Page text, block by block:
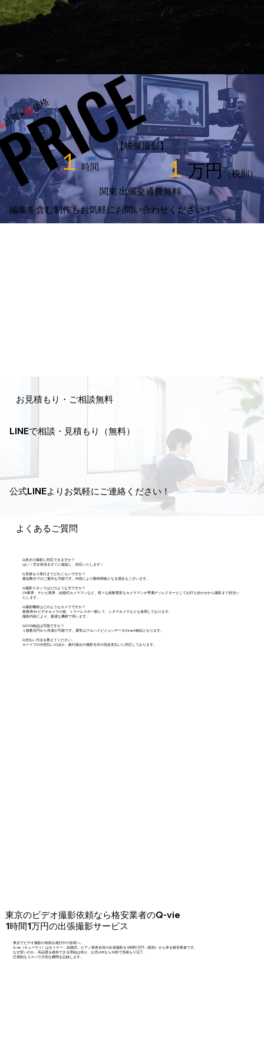
東京のビデオ撮影依頼なら格安業者のQ-vie
1時間1万円の出張撮影サービス
東京でビデオ撮影の依頼を検討中の皆様へ。
Q-vie（キューヴィ）はセミナー、結婚式、ピアノ発表会等の出張撮影を1時間1万円（税別）から承る格安業者です。
なぜ安いのか、高品質を維持できる理由は何か。公式LINEなら30秒で見積もり完了。
圧倒的なコスパで大切な瞬間を記録します。
お見積もり・ご相談無料
LINEで相談・見積もり（無料）
公式LINEよりお気軽にご連絡ください！
編集を含む制作もお気軽にお問い合わせください！
【映像撮影】
​１時間 １万円（税別）
関東 出張交通費無料
品質×低価格
Q.急ぎの撮影に対応できますか？
はい！空き状況をすぐに確認し、対応いたします！
Q.見積もり発行までどれくらいですか？
最短数分でのご案内も可能です。内容により数時間後となる場合もございます。
Q.撮影スタッフはどのような方ですか？
CM業界、テレビ業界、結婚式カメラマンなど、様々な経験豊富なカメラマンが専属ディレクターとしてお打ち合わせから撮影まで担当い
たします。
Q.撮影機材はどのようなカメラですか？
業務用4Kビデオカメラの他、ミラーレスや一眼レフ、シネマカメラなども使用しております。
撮影内容により、最適な機材で伺います。
Q.DVD納品は可能ですか？
１枚数百円から作成が可能です。通常はフルハイビジョンデータのmp4納品となります。
Q.支払い方法を教えてください。
カードでの分割払いのほか、銀行振込や撮影当日の現金支払いに対応しております。
よくあるご質問